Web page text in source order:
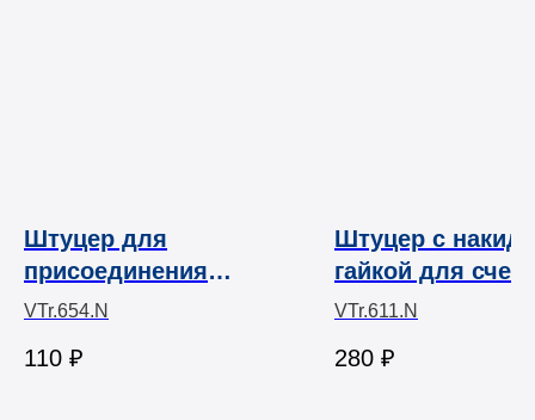
Штуцер для
присоединения
шланга латунный
Valtec
VTr.654.N
110 ₽
Штуцер с
гайкой для
VTr.611
VTr.611.N
280 ₽